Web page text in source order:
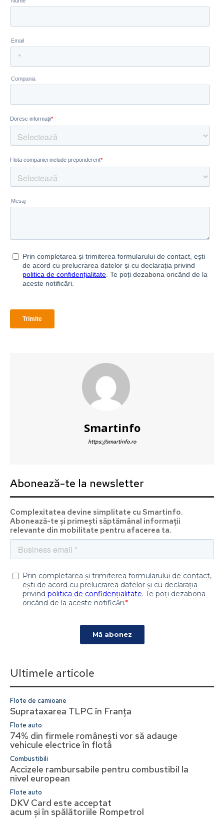
Abonează-te la newsletter
săptămânal informații relevante din mobilitate pentru
Smartinfo
https://smartinfo.ro
Abonează-te la newsletter
Complexitatea devine simplitate cu Smartinfo.
Abonează-te și primești săptămânal informații
relevante din mobilitate pentru afacerea ta.
Ultimele articole
Flote de camioane
Suprataxarea TLPC în Franța
Flote auto
74% din firmele românești vor să adauge
vehicule electrice în flotă
Combustibili
Accizele rambursabile pentru combustibil la
nivel european
Flote auto
DKV Card este acceptat
acum și în spălătoriile Rompetrol